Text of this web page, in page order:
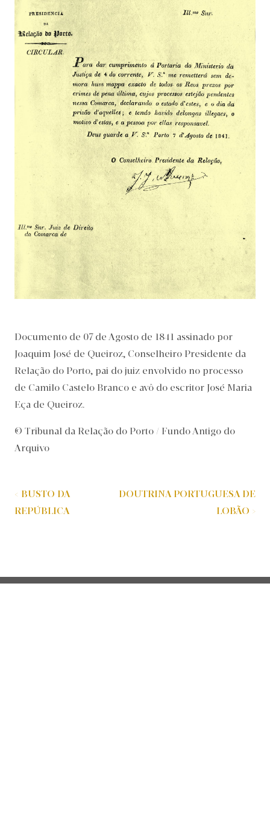
Documento de 07 de Agosto de 1841 assinado por
Joaquim José de Queiroz, Conselheiro Presidente da
Relação do Porto, pai do juiz envolvido no processo
de Camilo Castelo Branco e avô do escritor José Maria
Eça de Queiroz.
© Tribunal da Relação do Porto / Fundo Antigo do
Arquivo
< BUSTO DA
REPÚBLICA
DOUTRINA PORTUGUESA DE
LOBÃO >